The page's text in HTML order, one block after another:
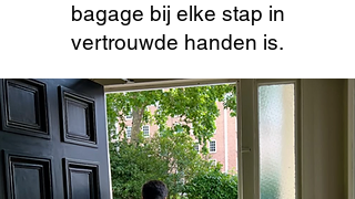
bagage bij elke stap in
vertrouwde handen is.